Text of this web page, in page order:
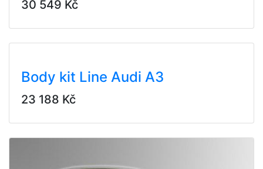
30 549 Kč
Body kit Line Audi A3
23 188 Kč